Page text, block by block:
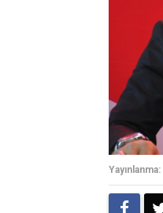
Yayınlanma: